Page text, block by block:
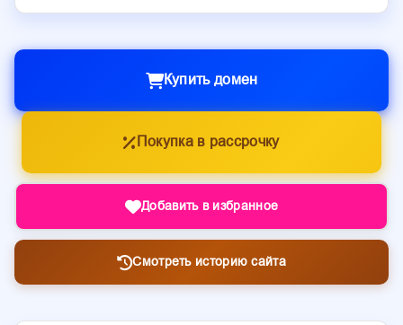
Купить домен
Покупка в рассрочку
Добавить в избранное
Смотреть историю сайта